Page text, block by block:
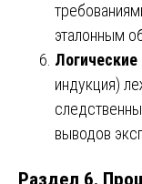
эталонным
индукция)
выводов
Раздел 6.